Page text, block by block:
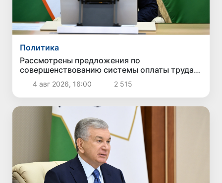
Политика
Рассмотрены предложения по
совершенствованию системы оплаты труда
государственных служащих
4 авг 2026, 16:00 2 515